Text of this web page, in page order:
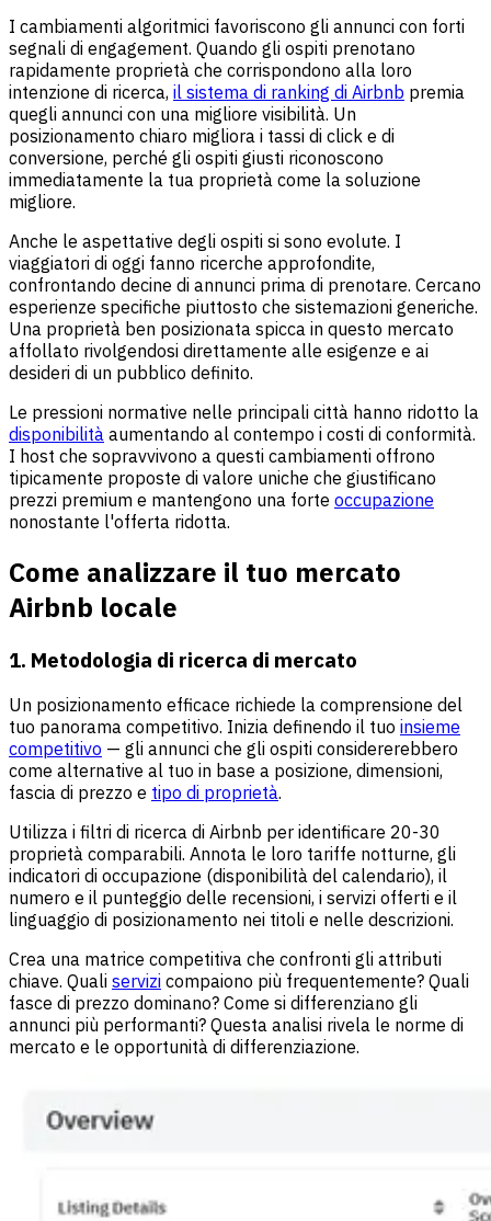
I cambiamenti algoritmici favoriscono gli annunci con forti
segnali di engagement. Quando gli ospiti prenotano
rapidamente proprietà che corrispondono alla loro
intenzione di ricerca, il sistema di ranking di Airbnb premia
quegli annunci con una migliore visibilità. Un
posizionamento chiaro migliora i tassi di click e di
conversione, perché gli ospiti giusti riconoscono
immediatamente la tua proprietà come la soluzione
migliore.
Anche le aspettative degli ospiti si sono evolute. I
viaggiatori di oggi fanno ricerche approfondite,
confrontando decine di annunci prima di prenotare. Cercano
esperienze specifiche piuttosto che sistemazioni generiche.
Una proprietà ben posizionata spicca in questo mercato
affollato rivolgendosi direttamente alle esigenze e ai
desideri di un pubblico definito.
Le pressioni normative nelle principali città hanno ridotto la
disponibilità aumentando al contempo i costi di conformità.
I host che sopravvivono a questi cambiamenti offrono
tipicamente proposte di valore uniche che giustificano
prezzi premium e mantengono una forte occupazione
nonostante l'offerta ridotta.
Come analizzare il tuo mercato
Airbnb locale
1. Metodologia di ricerca di mercato
Un posizionamento efficace richiede la comprensione del
tuo panorama competitivo. Inizia definendo il tuo insieme
competitivo — gli annunci che gli ospiti considererebbero
come alternative al tuo in base a posizione, dimensioni,
fascia di prezzo e tipo di proprietà.
Utilizza i filtri di ricerca di Airbnb per identificare 20-30
proprietà comparabili. Annota le loro tariffe notturne, gli
indicatori di occupazione (disponibilità del calendario), il
numero e il punteggio delle recensioni, i servizi offerti e il
linguaggio di posizionamento nei titoli e nelle descrizioni.
Crea una matrice competitiva che confronti gli attributi
chiave. Quali servizi compaiono più frequentemente? Quali
fasce di prezzo dominano? Come si differenziano gli
annunci più performanti? Questa analisi rivela le norme di
mercato e le opportunità di differenziazione.